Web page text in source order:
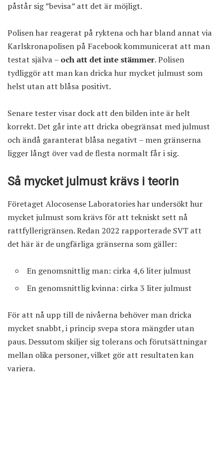
påstår sig ”bevisa” att det är möjligt.
Polisen har reagerat på ryktena och har bland annat via
Karlskronapolisen på Facebook kommunicerat att man
testat själva – och att det inte stämmer. Polisen
tydliggör att man kan dricka hur mycket julmust som
helst utan att blåsa positivt.
Senare tester visar dock att den bilden inte är helt
korrekt. Det går inte att dricka obegränsat med julmust
och ändå garanterat blåsa negativt – men gränserna
ligger långt över vad de flesta normalt får i sig.
Så mycket julmust krävs i teorin
Företaget Alocosense Laboratories har undersökt hur
mycket julmust som krävs för att tekniskt sett nå
rattfyllerigränsen.Redan 2022 rapporterade SVT att
det här är de ungfärliga gränserna som gäller:
En genomsnittlig man: cirka 4,6 liter julmust
En genomsnittlig kvinna: cirka 3 liter julmust
För att nå upp till de nivåerna behöver man dricka
mycket snabbt, i princip svepa stora mängder utan
paus. Dessutom skiljer sig tolerans och förutsättningar
mellan olika personer, vilket gör att resultaten kan
variera.